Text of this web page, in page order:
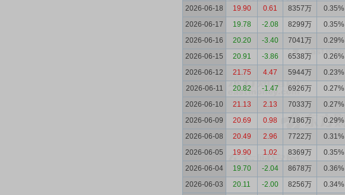
2026-06-18
19.90 0.61 8357万 0.35%
2026-06-17
19.78 -2.08 8299万 0.35%
2026-06-16
20.20 -3.40 7041万 0.29%
2026-06-15
20.91 -3.86 6538万 0.26%
2026-06-12
21.75 4.47 5944万 0.23%
2026-06-11
20.82 -1.47 6926万 0.27%
2026-06-10
21.13 2.13 7033万 0.27%
2026-06-09
20.69 0.98 7186万 0.29%
2026-06-08
20.49 2.96 7722万 0.31%
2026-06-05
19.90 1.02 8369万 0.35%
2026-06-04
19.70 -2.04 8678万 0.36%
2026-06-03
20.11 -2.00 8256万 0.34%